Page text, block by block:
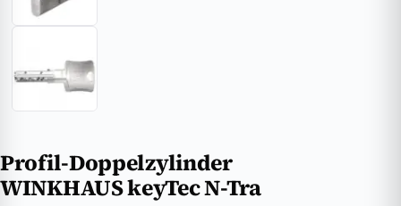
Profil-Doppelzylinder
WINKHAUS keyTec N-Tra